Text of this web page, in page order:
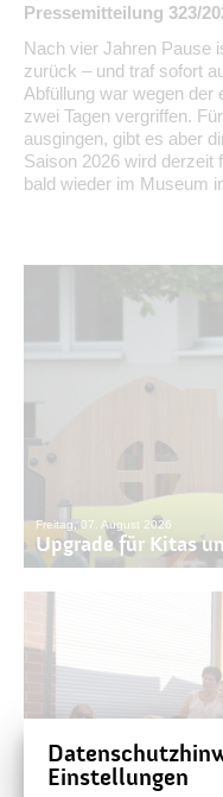
Pressemitteilung 323/
Nach vier Jahren Pause
zurück – und traf sofort
Abfüllung war wegen der
zwei Tagen vergriffen.
ausgingen, gibt es aber
Saison 2026 wird derzeit
bald wieder im Museum
Freitag, 07. August 2026
Upgrade für Kitas
Einstellungen